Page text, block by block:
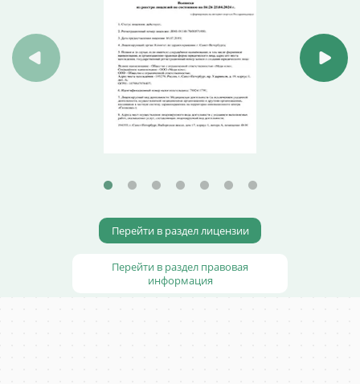
Перейти в раздел лицензии
Перейти в раздел правовая
информация